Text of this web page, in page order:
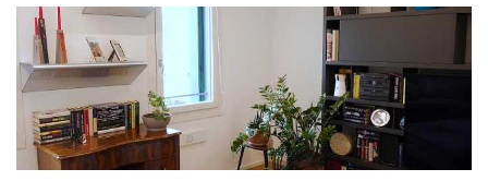
económicamente sostenibles. DELTA®-PT propone
una solución al problema.